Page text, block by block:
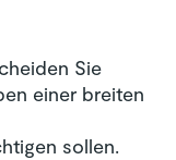
Sie
einer breiten
sollen.